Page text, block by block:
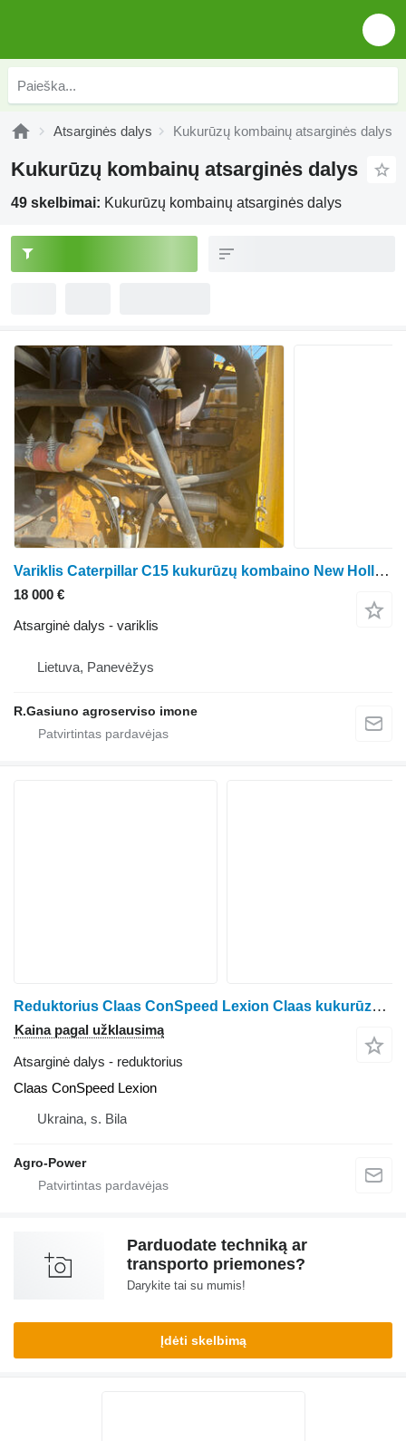
Atsarginės dalys Kukurūzų kombainų atsarginės dalys
Kukurūzų kombainų atsarginės dalys
49 skelbimai: Kukurūzų kombainų atsarginės dalys
Variklis Caterpillar C15 kukurūzų kombaino New Holland FX60
18 000 €
Atsarginė dalys - variklis
Lietuva, Panevėžys
R.Gasiuno agroserviso imone
Reduktorius Claas ConSpeed Lexion Claas kukurūzų kombaino
Kaina pagal užklausimą
Atsarginė dalys - reduktorius
Claas ConSpeed Lexion
Ukraina, s. Bila
Agro-Power
Parduodate techniką ar
transporto priemones?
Darykite tai su mumis!
Įdėti skelbimą